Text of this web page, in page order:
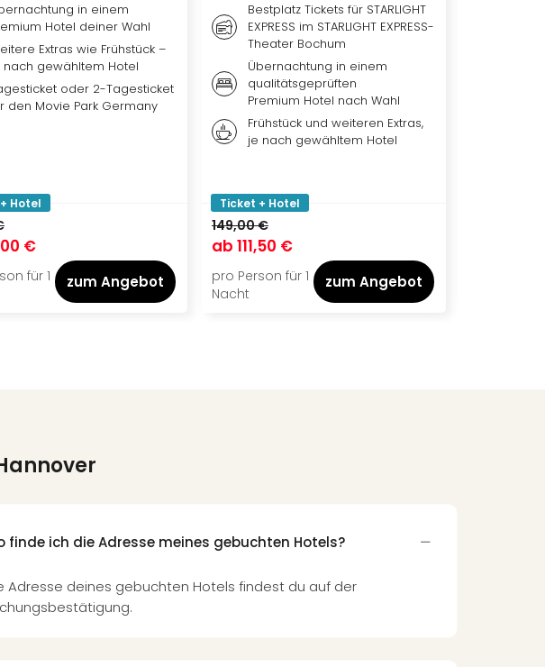
in einem
Hotel deiner Wahl
Extras wie Frühstück –
nach gewähltem Hotel
oder 2-Tagesticket
den Movie Park Germany
Hotel
€
für 1
zum Angebot
Bestplatz Tickets für STARLIGHT
EXPRESS im STARLIGHT EXPRESS-
Theater Bochum
Übernachtung in einem
qualitätsgeprüften
Premium Hotel nach Wahl
Frühstück und weiteren Extras,
je nach gewähltem Hotel
Ticket + Hotel
149,00 €
ab 111,50 €
pro Person für 1
Nacht
zum Angebot
finde ich die Adresse meines gebuchten Hotels?
Adresse deines gebuchten Hotels findest du auf der